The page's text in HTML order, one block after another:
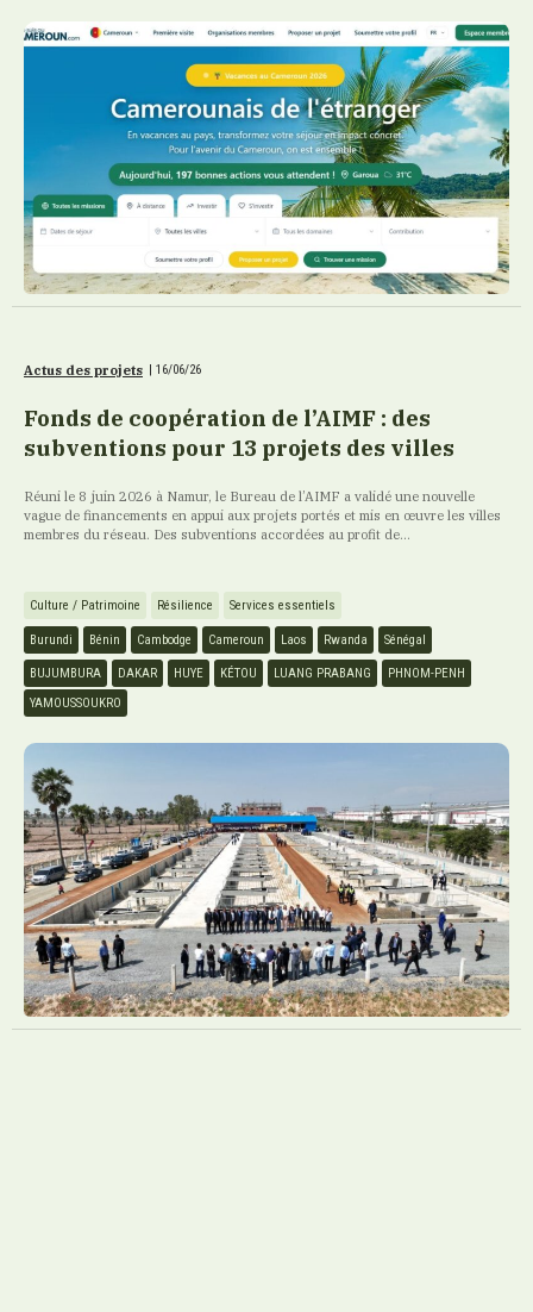
Actus des projets | 16/06/26
Fonds de coopération de l’AIMF : des
subventions pour 13 projets des villes
Réuni le 8 juin 2026 à Namur, le Bureau de l’AIMF a validé une nouvelle
vague de financements en appui aux projets portés et mis en œuvre les villes
membres du réseau. Des subventions accordées au profit de...
Culture / Patrimoine Résilience Services essentiels
Burundi Bénin Cambodge Cameroun Laos Rwanda Sénégal
BUJUMBURA DAKAR HUYE KÉTOU LUANG PRABANG
PHNOM-PENH
YAMOUSSOUKRO